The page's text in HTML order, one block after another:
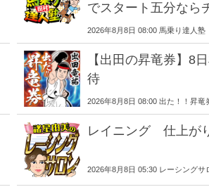
でスタート五分なら
2026年8月8日 08:00 馬乗り達人
【出田の昇竜券】8
待
2026年8月8日 08:00 出た！！昇
レイニング 仕上が
2026年8月8日 05:30 レーシングサ